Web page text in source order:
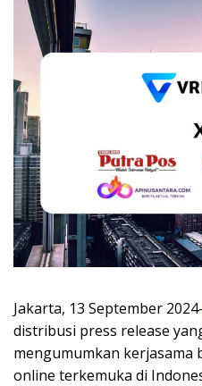
Jakarta, 13 September
distribusi press release
mengumumkan kerjasama
online terkemuka di